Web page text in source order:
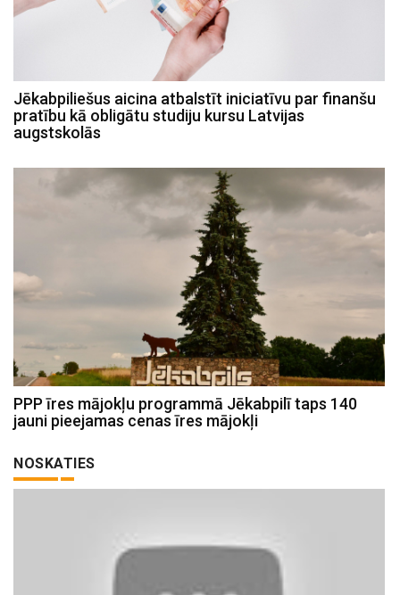
Jēkabpiliešus aicina atbalstīt iniciatīvu par finanšu
pratību kā obligātu studiju kursu Latvijas
augstskolās
PPP īres mājokļu programmā Jēkabpilī taps 140
jauni pieejamas cenas īres mājokļi
NOSKATIES